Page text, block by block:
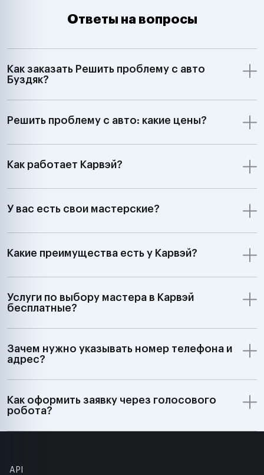
Ответы на вопросы
Как заказать Решить проблему с авто
Буздяк?
Решить проблему с авто: какие цены?
Как работает Карвэй?
У вас есть свои мастерские?
Какие преимущества есть у Карвэй?
Услуги по выбору мастера в Карвэй
бесплатные?
Зачем нужно указывать номер телефона и
адрес?
Как оформить заявку через голосового
робота?
API